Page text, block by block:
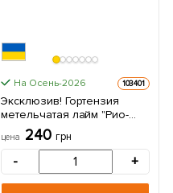
На Осень-2026 103401
Эксклюзив! Гортензия
метельчатая лайм "Рио-
Гранде" (Rio Grande)
(морозостойкий сорт) 1
саженец в упаковке
цена 240 грн
- +
Фейсбук
Телеграм
Вайбер
Інстаграм